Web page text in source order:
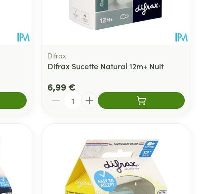
Difrax
Difrax Sucette Natural 12m+ Nuit
6,99 €
Quantité